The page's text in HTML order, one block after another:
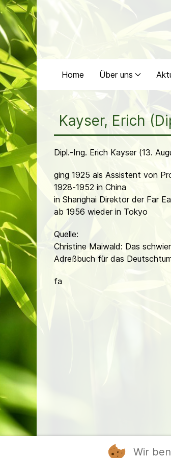
Home Über uns
Kayser, Erich
Dipl.-Ing. Erich Kayser (13.
ging 1925 als Assistent von
1928-1952 in China
in Shanghai Direktor der Far
ab 1956 wieder in Tokyo
Quelle:
Christine Maiwald: Das
Adreßbuch für das
fa
Wir